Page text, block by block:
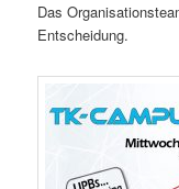
Das
Entscheidung.